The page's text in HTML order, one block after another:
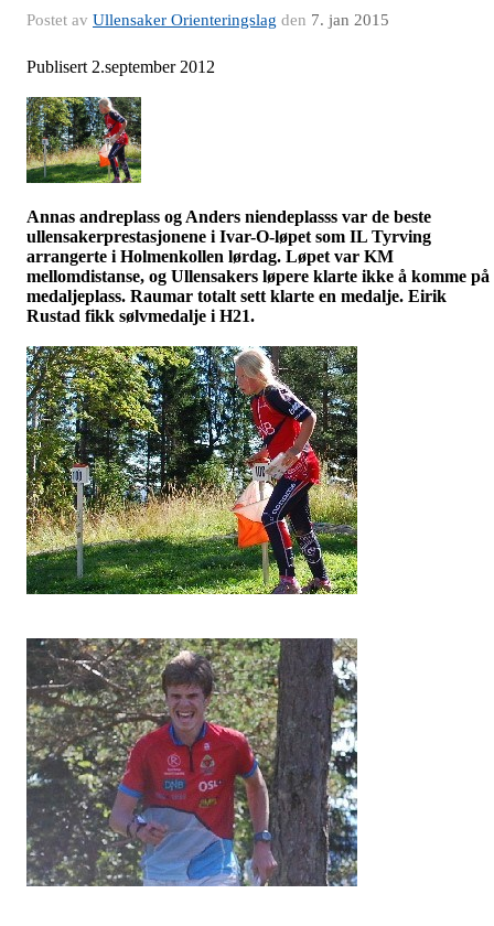
Postet av Ullensaker Orienteringslag den 7. jan 2015
Publisert 2.september 2012
Annas andreplass og Anders niendeplasss var de beste
ullensakerprestasjonene i Ivar-O-løpet som IL Tyrving
arrangerte i Holmenkollen lørdag. Løpet var KM
mellomdistanse, og Ullensakers løpere klarte ikke å komme på
medaljeplass. Raumar totalt sett klarte en medalje. Eirik
Rustad fikk sølvmedalje i H21.